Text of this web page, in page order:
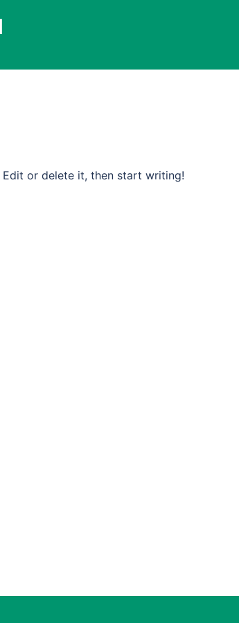
or delete it, then start writing!